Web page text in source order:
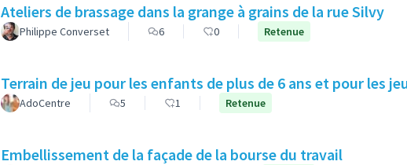
Ateliers de brassage dans la grange à grains de la rue Silvy
Philippe Converset 6 0 Retenue
Terrain de jeu pour les enfants de plus de 6 ans et pour les
AdoCentre 5 1 Retenue
Embellissement de la façade de la bourse du travail